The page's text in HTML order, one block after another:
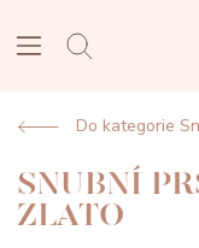
Do kategorie
SNUBNÍ
ZLATO